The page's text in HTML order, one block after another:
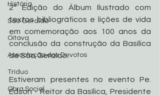
História
São Geraldo
Oitava
Associação dos Devotos
Tríduo
Obra Social
2ª Edição do Álbum Ilustrado com
textos bibliográficos e lições de vida
em comemoração aos 100 anos da
conclusão da construção da Basílica
de São Geraldo.
Estiveram presentes no evento Pe.
Edson - Reitor da Basílica, Presidente